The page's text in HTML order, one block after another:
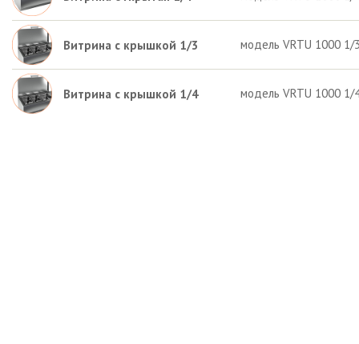
Витрина с крышкой 1/3 модель VRTU 1000 1/
Витрина с крышкой 1/4 модель VRTU 1000 1/